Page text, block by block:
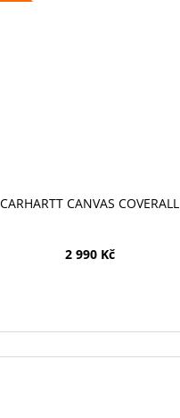
CARHARTT CANVAS COVERALL
2 990 Kč